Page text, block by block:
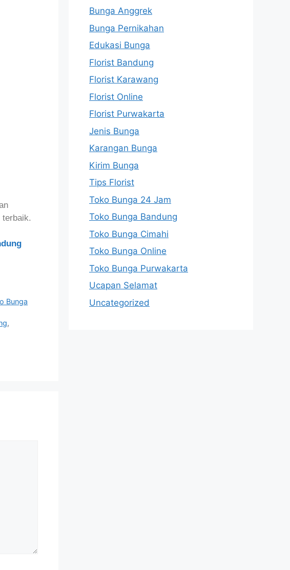
terbaik.
Bunga
,
Bunga Anggrek
Bunga Pernikahan
Edukasi Bunga
Florist Bandung
Florist Karawang
Florist Online
Florist Purwakarta
Jenis Bunga
Karangan Bunga
Kirim Bunga
Tips Florist
Toko Bunga 24 Jam
Toko Bunga Bandung
Toko Bunga Cimahi
Toko Bunga Online
Toko Bunga Purwakarta
Ucapan Selamat
Uncategorized